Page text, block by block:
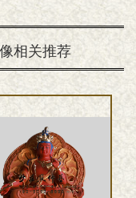
相关推荐